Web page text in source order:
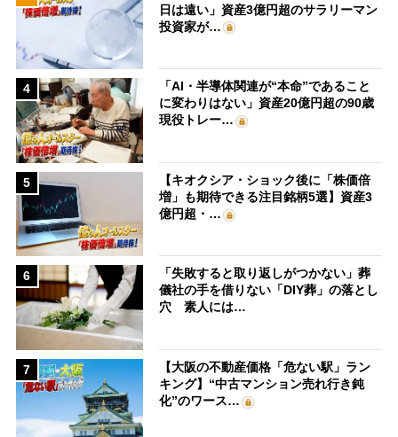
日は遠い」資産3億円超のサラリーマン
投資家が…
4
「AI・半導体関連が“本命”であること
に変わりはない」資産20億円超の90歳
現役トレー…
5
【キオクシア・ショック後に「株価倍
増」も期待できる注目銘柄5選】資産3
億円超・…
6
「失敗すると取り返しがつかない」葬
儀社の手を借りない「DIY葬」の落とし
穴 素人には…
7
【大阪の不動産価格「危ない駅」ラン
キング】“中古マンション売れ行き鈍
化”のワース…